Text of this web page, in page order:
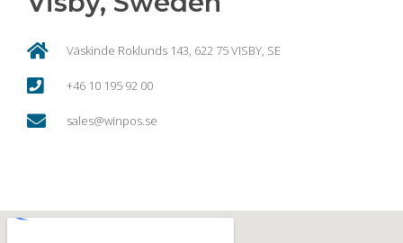
Väskinde Roklunds 143, 622 75 VISBY, SE
+46 10 195 92 00
sales@winpos.se